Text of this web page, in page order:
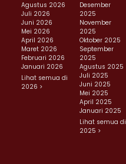
Agustus 2026
Juli 2026
Juni 2026
Mei 2026
April 2026
Maret 2026
Februari 2026
Januari 2026
Lihat semua di
2026 >
Desember
2025
November
2025
Oktober 2025
September
2025
Agustus 2025
Juli 2025
Juni 2025
Mei 2025
April 2025
Januari 2025
Lihat semua di
2025 >